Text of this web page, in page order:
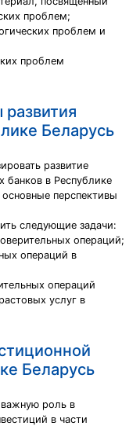
проблем;
проблем и
проблем
Беларусь
развитие
банков в Республике
перспективы
следующие задачи:
операций;
операций в
операций
услуг в
Беларусь
роль в
в части